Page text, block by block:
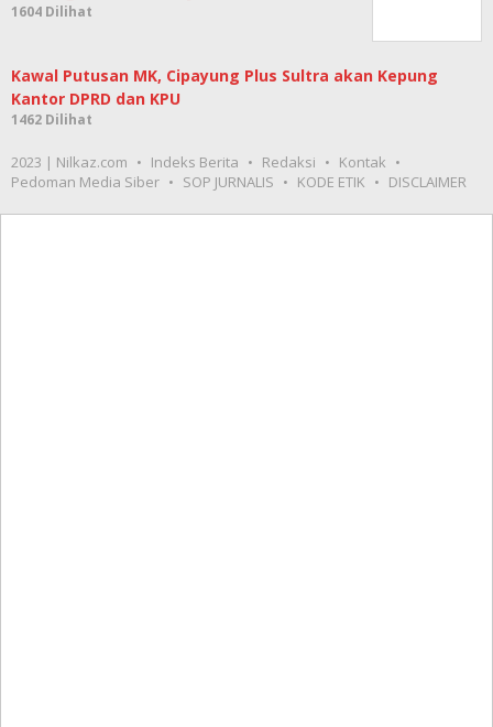
1604 Dilihat
Kawal Putusan MK, Cipayung Plus Sultra akan Kepung
Kantor DPRD dan KPU
1462 Dilihat
2023 | Nilkaz.com Indeks Berita Redaksi
Kontak
Pedoman Media Siber
SOP JURNALIS KODE ETIK DISCLAIMER